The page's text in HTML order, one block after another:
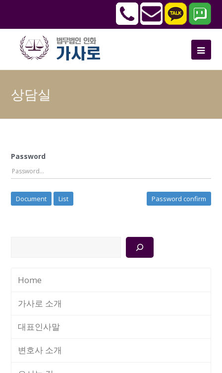
상담실
Password
Document List Password confirm
Home
가사로 소개
대표인사말
변호사 소개